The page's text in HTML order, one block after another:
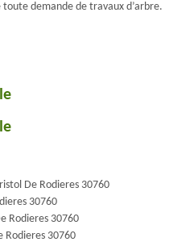
toute demande de travaux d’arbre.
De Rodieres 30760
30760
Rodieres 30760
Rodieres 30760